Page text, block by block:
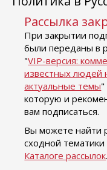
Рассылка
При закрытии
были переданы в
"VIP-версия:
известных людей
актуальные темы"
которую и
вам подписаться.
Вы можете найти
сходной тематики
Каталоге рассылок.